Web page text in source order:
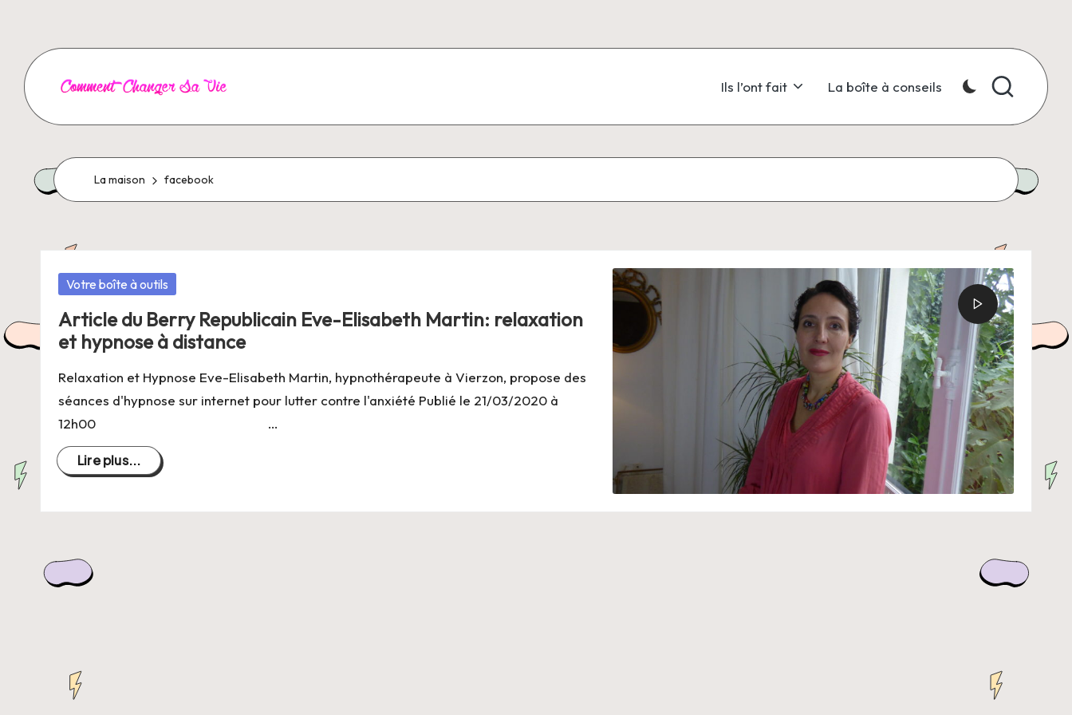
contenu
C
o
m
e
n
t
C
h
a
n
g
r
V
Ils l’ont fait La boîte à conseils
La maison facebook
Posté
Votre boîte à outils
Article du Berry Republicain Eve-Elisabeth Martin: relaxation
et hypnose à distance
Relaxation et Hypnose Eve-Elisabeth Martin, hypnothérapeute à Vierzon, propose des
séances d'hypnose sur internet pour lutter contre l'anxiété Publié le 21/03/2020 à
12h00 …
Lire plus...